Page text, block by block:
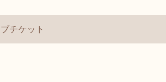
チケット